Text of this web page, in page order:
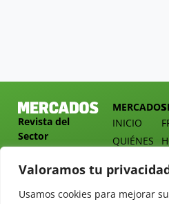
Valoramos tu
Usamos cookies para mejorar
Revista del
Sector
Hortofrutícola
Presidente
MERCADOS
INICIO
QUIÉNES
DOSSIER
TARIFAS